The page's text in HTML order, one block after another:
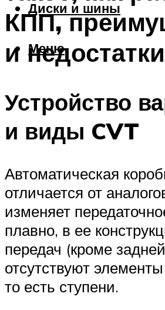
Диски и шины
Меню
КПП,
и недостатки
Устройство
и виды CVT
Автоматическая
отличается от
изменяет
плавно, в ее
передач (кроме
отсутствуют
то есть ступени.